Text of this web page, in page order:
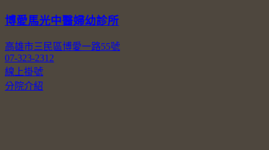
博愛馬光中醫婦幼診所
高雄市三民區博愛一路55號
07-323-2312
線上掛號
分院介紹